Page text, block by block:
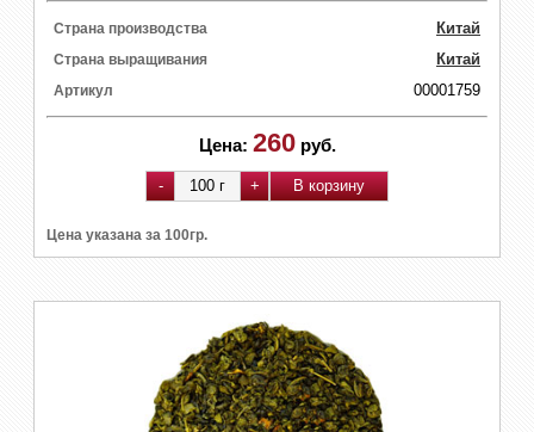
Страна производства Китай
Страна выращивания Китай
Артикул 00001759
Цена: 260 руб.
Цена указана за 100гр.